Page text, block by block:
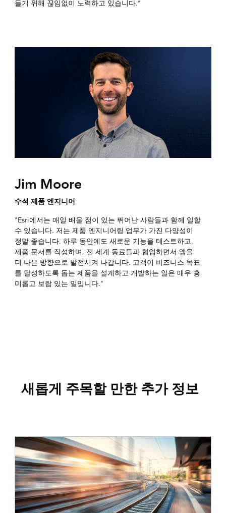
들기 위해 끊임없이 노력하고 있습니다."
Jim Moore
수석 제품 엔지니어
"Esri에서는 매일 배울 점이 있는 뛰어난 사람들과 함께 일할
수 있습니다. 저는 제품 엔지니어링 업무가 가진 다양성이
정말 좋습니다. 하루 동안에도 새로운 기능을 테스트하고,
제품 문서를 작성하며, 전 세계 동료들과 협업하면서 앱을
더 나은 방향으로 발전시켜 나갑니다. 고객이 비즈니스 목표
를 달성하도록 돕는 제품을 설계하고 개발하는 일은 매우 흥
미롭고 보람 있는 일입니다."
새롭게 주목할 만한 추가 정보